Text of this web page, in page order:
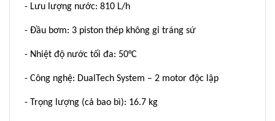
- Lưu lượng nước: 810 L/h
- Đầu bơm: 3 piston thép không gỉ tráng sứ
- Nhiệt độ nước tối đa: 50°C
- Công nghệ: DualTech System – 2 motor độc lập
- Trọng lượng (cả bao bì): 16.7 kg